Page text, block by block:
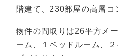
階建て、230部屋の高層コ
物件の間取りは26平方メ
ーム、１ベッドルーム、